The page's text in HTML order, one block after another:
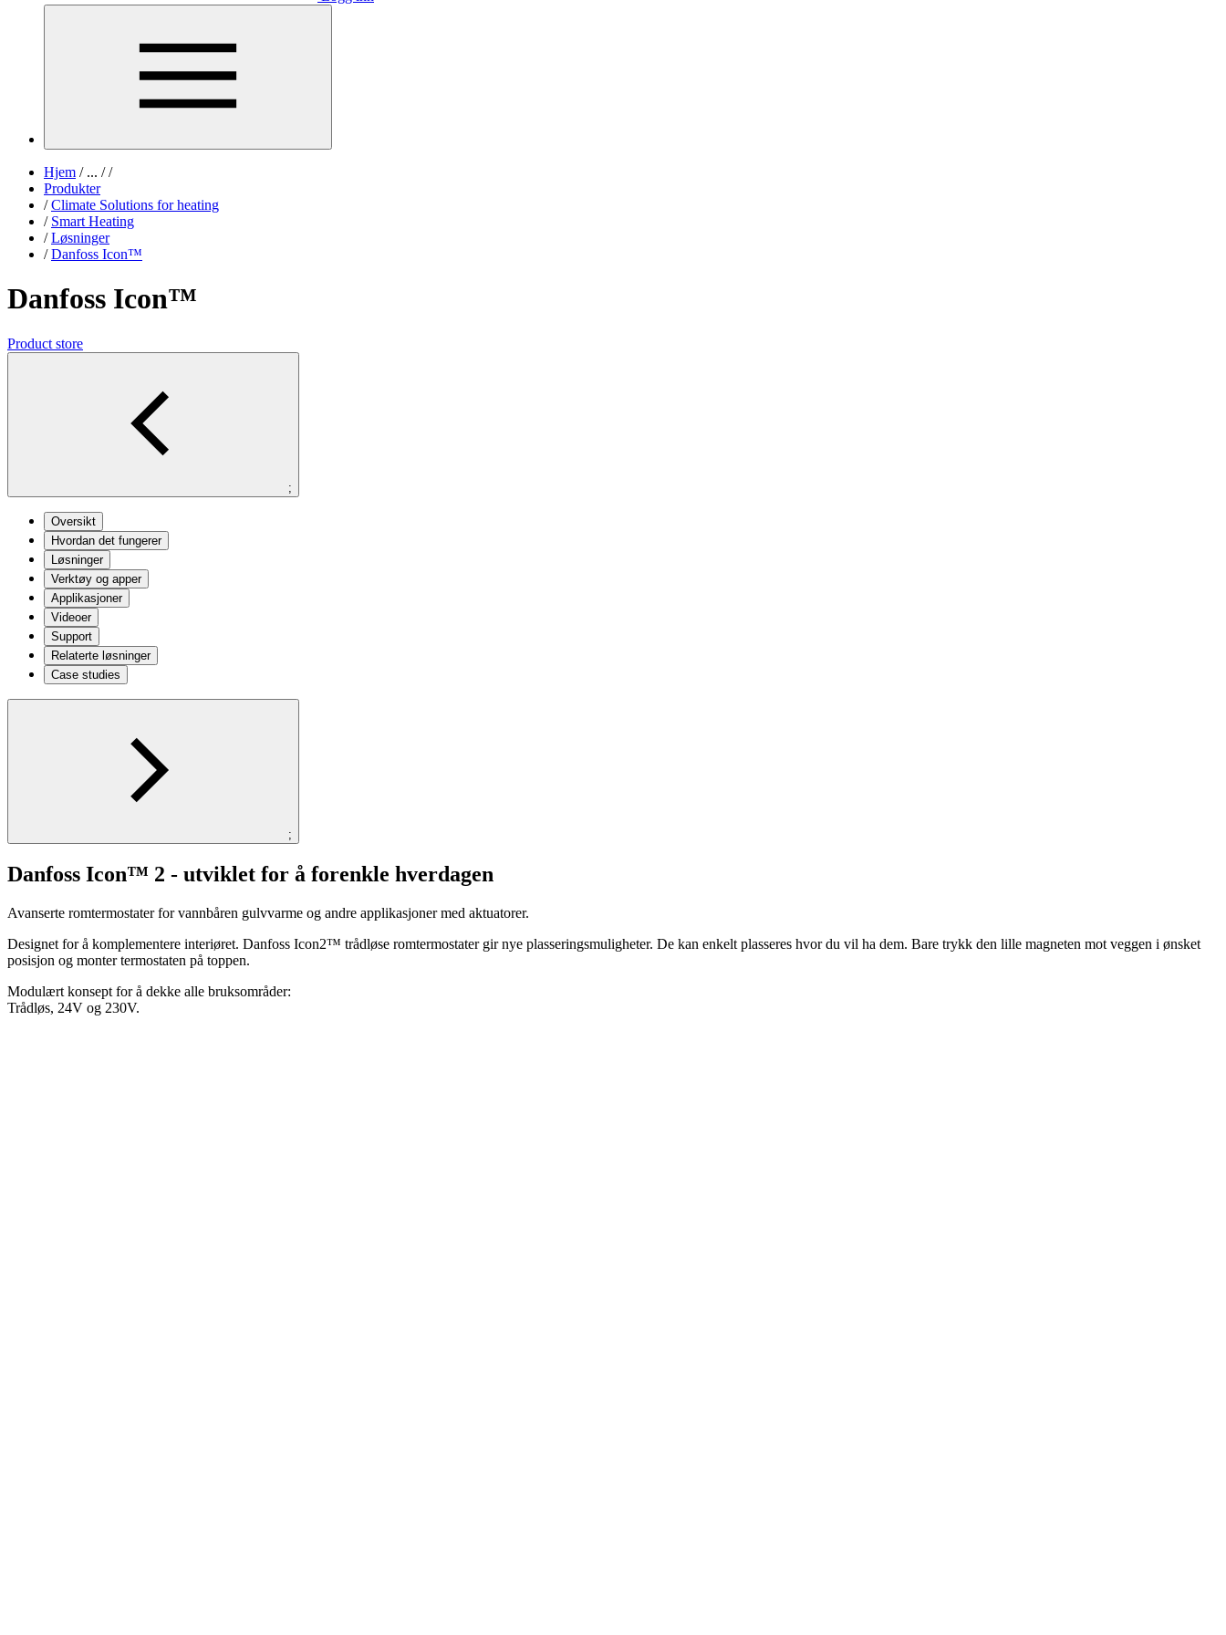
Hjem /... / /
Produkter
/ Climate Solutions for heating
/ Smart Heating
/ Løsninger
/ Danfoss Icon™
Danfoss Icon™
Product store
;
Oversikt
Hvordan det fungerer
Løsninger
Verktøy og apper
Applikasjoner
Videoer
Support
Relaterte løsninger
Case studies
;
Danfoss Icon™ 2 - utviklet for å forenkle hverdagen
Avanserte romtermostater for vannbåren gulvvarme og andre applikasjoner med aktuatorer.
Designet for å komplementere interiøret. Danfoss Icon2™ trådløse romtermostater gir nye plasseringsmuligheter. De kan enkelt plasseres hvor du vil ha dem. Bare trykk den lille magneten mot veggen i ønsket
posisjon og monter termostaten på toppen.
Modulært konsept for å dekke alle bruksområder:
Trådløs, 24V og 230V.